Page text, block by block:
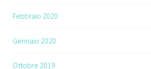
Febbraio 2020
Gennaio 2020
Ottobre 2019